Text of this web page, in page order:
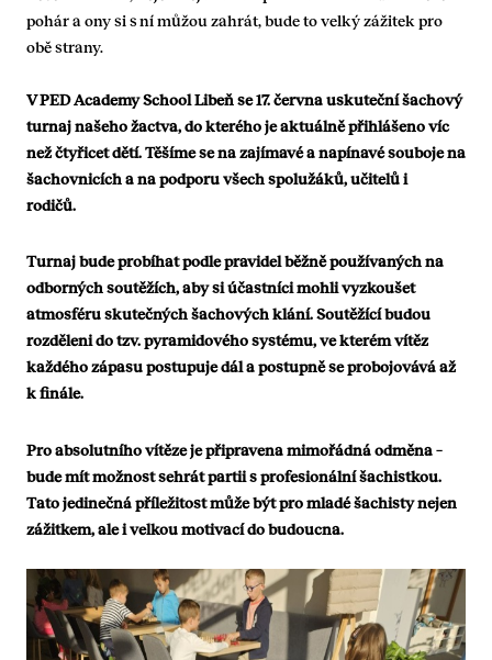
pohár a ony si s ní můžou zahrát, bude to velký zážitek pro
obě strany.
V PED Academy School Libeň se 17. června uskuteční šachový
turnaj našeho žactva, do kterého je aktuálně přihlášeno víc
než čtyřicet dětí. Těšíme se na zajímavé a napínavé souboje na
šachovnicích a na podporu všech spolužáků, učitelů i
rodičů.
Turnaj bude probíhat podle pravidel běžně používaných na
odborných soutěžích, aby si účastníci mohli vyzkoušet
atmosféru skutečných šachových klání. Soutěžící budou
rozděleni do tzv. pyramidového systému, ve kterém vítěz
každého zápasu postupuje dál a postupně se probojovává až
k finále.
Pro absolutního vítěze je připravena mimořádná odměna –
bude mít možnost sehrát partii s profesionální šachistkou.
Tato jedinečná příležitost může být pro mladé šachisty nejen
zážitkem, ale i velkou motivací do budoucna.